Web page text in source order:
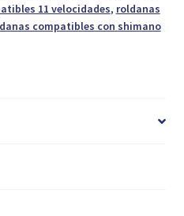
11 velocidades, roldanas
compatibles con shimano